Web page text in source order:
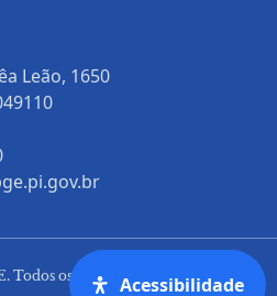
Leão, 1650
Todos os Direitos Reservados
Acessibilidade